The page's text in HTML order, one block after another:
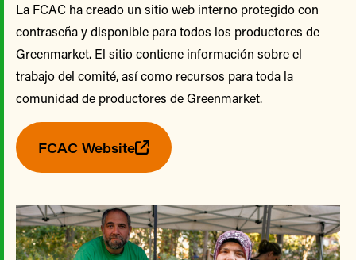
La FCAC ha creado un sitio web interno protegido con
contraseña y disponible para todos los productores de
Greenmarket. El sitio contiene información sobre el
trabajo del comité, así como recursos para toda la
comunidad de productores de Greenmarket.
FCAC Website